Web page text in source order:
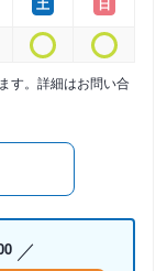
す。詳細はお問い合